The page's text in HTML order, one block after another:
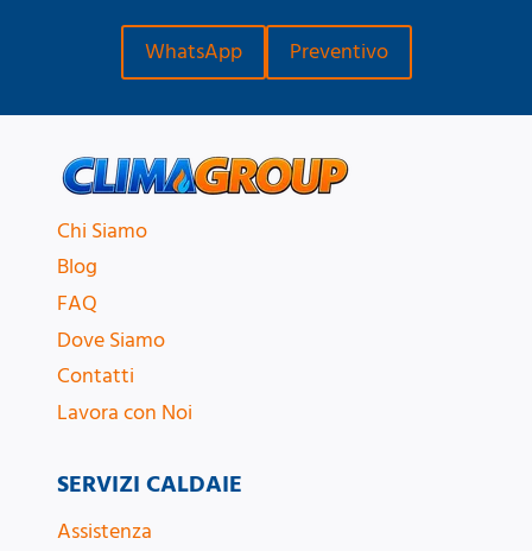
WhatsApp Preventivo
Chi Siamo
Blog
FAQ
Dove Siamo
Contatti
Lavora con Noi
SERVIZI CALDAIE
Assistenza